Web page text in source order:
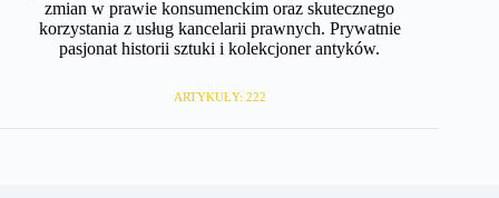
zmian w prawie konsumenckim oraz skutecznego
korzystania z usług kancelarii prawnych. Prywatnie
pasjonat historii sztuki i kolekcjoner antyków.
ARTYKUŁY: 222